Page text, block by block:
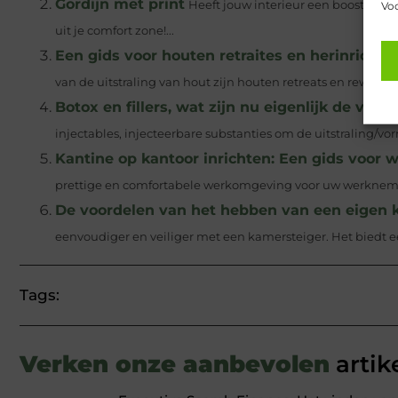
Gordijn met print Heeft jouw interieur een boost
uit je comfort zone!...
Een gids voor houten retraites en
van de uitstraling van hout zijn houten retreats en
Botox en fillers, wat zijn nu eigenlijk de
injectables, injecteerbare substanties om de uitstraling/
Kantine op kantoor inrichten: Een gids voor
prettige en comfortabele werkomgeving voor uw
De voordelen van het hebben van een eigen
eenvoudiger en veiliger met een kamersteiger. Het biedt
Tags:
Verken onze aanbevolen